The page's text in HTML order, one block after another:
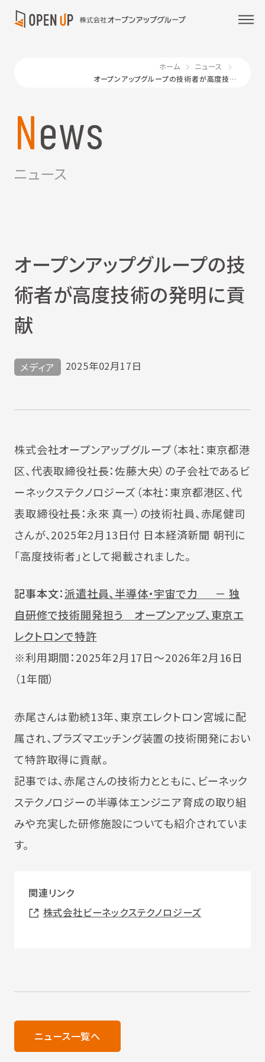
ホーム
ニュース
オープンアップグループの技術者が高度技術の発明に貢献
News
ニュース
オープンアップグループの技
術者が高度技術の発明に貢
献
メディア 2025年02月17日
株式会社オープンアップグループ（本社：東京都港
区、代表取締役社長：佐藤大央）の子会社であるビ
ーネックステクノロジーズ（本社：東京都港区、代
表取締役社長：永來 真一）の技術社員、赤尾健司
さんが、2025年2月13日付 日本経済新聞 朝刊に
「高度技術者」として掲載されました。
記事本文：派遣社員、半導体・宇宙で力 － 独
自研修で技術開発担う オープンアップ、東京エ
レクトロンで特許
※利用期間：2025年2月17日～2026年2月16日
（1年間）
赤尾さんは勤続13年、東京エレクトロン宮城に配
属され、プラズマエッチング装置の技術開発におい
て特許取得に貢献。
記事では、赤尾さんの技術力とともに、ビーネック
ステクノロジーの半導体エンジニア育成の取り組
みや充実した研修施設についても紹介されていま
す。
関連リンク
株式会社ビーネックステクノロジーズ
ニュース一覧へ